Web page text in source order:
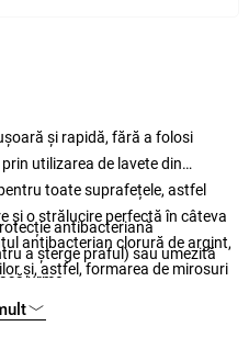
și rapidă, fără a folosi
utilizarea de lavete din
toate suprafețele, astfel
și o strălucire perfectă în câteva
antibacterian clorură de argint,
și, astfel, formarea de mirosuri
antibacteriană
a șterge praful) sau umezită
urme
mare